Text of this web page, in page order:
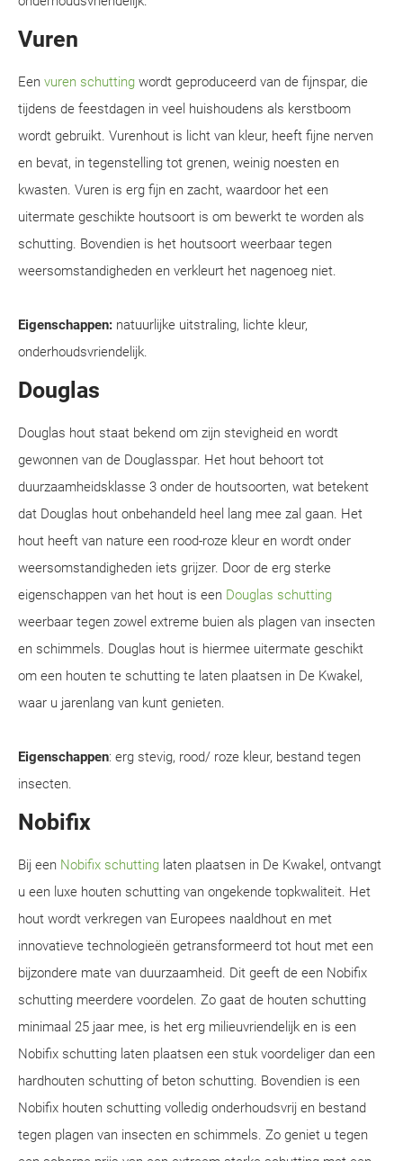
Vuren
Een vuren schutting wordt geproduceerd van de fijnspar, die
tijdens de feestdagen in veel huishoudens als kerstboom
wordt gebruikt. Vurenhout is licht van kleur, heeft fijne nerven
en bevat, in tegenstelling tot grenen, weinig noesten en
kwasten. Vuren is erg fijn en zacht, waardoor het een
uitermate geschikte houtsoort is om bewerkt te worden als
schutting. Bovendien is het houtsoort weerbaar tegen
weersomstandigheden en verkleurt het nagenoeg niet.
Eigenschappen: natuurlijke uitstraling, lichte kleur,
onderhoudsvriendelijk.
Douglas
Douglas hout staat bekend om zijn stevigheid en wordt
gewonnen van de Douglasspar. Het hout behoort tot
duurzaamheidsklasse 3 onder de houtsoorten, wat betekent
dat Douglas hout onbehandeld heel lang mee zal gaan. Het
hout heeft van nature een rood-roze kleur en wordt onder
weersomstandigheden iets grijzer. Door de erg sterke
eigenschappen van het hout is een Douglas schutting
weerbaar tegen zowel extreme buien als plagen van insecten
en schimmels. Douglas hout is hiermee uitermate geschikt
om een houten te schutting te laten plaatsen in De Kwakel,
waar u jarenlang van kunt genieten.
Eigenschappen: erg stevig, rood/ roze kleur, bestand tegen
insecten.
Nobifix
Bij een Nobifix schutting laten plaatsen in De Kwakel, ontvangt
u een luxe houten schutting van ongekende topkwaliteit. Het
hout wordt verkregen van Europees naaldhout en met
innovatieve technologieën getransformeerd tot hout met een
bijzondere mate van duurzaamheid. Dit geeft de een Nobifix
schutting meerdere voordelen. Zo gaat de houten schutting
minimaal 25 jaar mee, is het erg milieuvriendelijk en is een
Nobifix schutting laten plaatsen een stuk voordeliger dan een
hardhouten schutting of beton schutting. Bovendien is een
Nobifix houten schutting volledig onderhoudsvrij en bestand
tegen plagen van insecten en schimmels. Zo geniet u tegen